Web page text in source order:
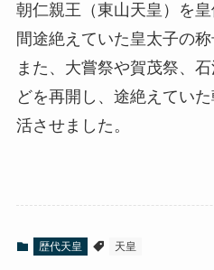
朝仁親王（東山天皇）を
間途絶えていた皇太子の称
また、大嘗祭や賀茂祭、
どを再開し、途絶えてい
活させました。
歴代天皇 天皇